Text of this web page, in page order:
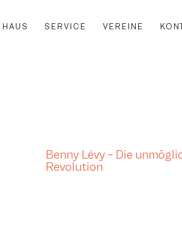
HAUS SERVICE VEREINE
Benny Lévy – Die
Revolution